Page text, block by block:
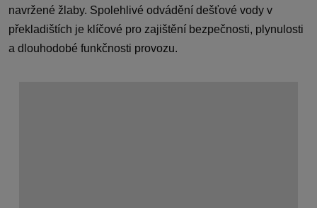
navržené žlaby. Spolehlivé odvádění dešťové vody v
překladištích je klíčové pro zajištění bezpečnosti, plynulosti
a dlouhodobé funkčnosti provozu.